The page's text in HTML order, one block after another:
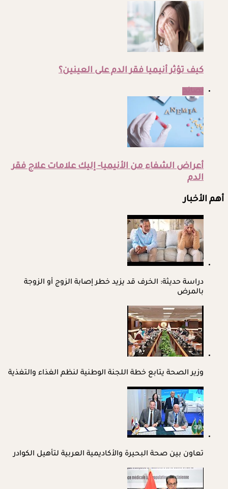
كيف تؤثر أنيميا فقر الدم على العينين؟
أعراض الشفاء من الأنيميا- إليك علامات علاج فقر
الدم
أهم الأخبار
دراسة حديثة: الخرف قد يزيد خطر إصابة الزوج أو الزوجة
بالمرض
وزير الصحة يتابع خطة اللجنة الوطنية لنظم الغذاء والتغذية
تعاون بين صحة البحيرة والأكاديمية العربية لتأهيل الكوادر